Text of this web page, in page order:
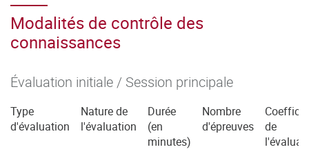
Modalités de contrôle des
connaissances
Évaluation initiale / Session principale
Type
d'évaluation
Nature de
l'évaluation
Durée
(en
minutes)
Nombre
d'épreuves
de